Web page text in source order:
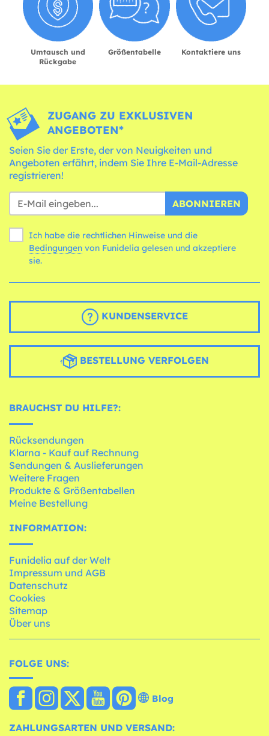
Umtausch und
Rückgabe
Größentabelle Kontaktiere uns
ZUGANG ZU EXKLUSIVEN
ANGEBOTEN*
Seien Sie der Erste, der von Neuigkeiten und
Angeboten erfährt, indem Sie Ihre E-Mail-Adresse
registrieren!
ABONNIEREN
Ich habe die rechtlichen Hinweise und die
Bedingungen
sie.
KUNDENSERVICE
BESTELLUNG VERFOLGEN
BRAUCHST DU HILFE?:
Rücksendungen
Klarna - Kauf auf Rechnung
Sendungen & Auslieferungen
Weitere Fragen
Produkte & Größentabellen
Meine Bestellung
INFORMATION:
Funidelia auf der Welt
Impressum und AGB
Datenschutz
Cookies
Sitemap
Über uns
FOLGE UNS:
Blog
ZAHLUNGSARTEN UND VERSAND: